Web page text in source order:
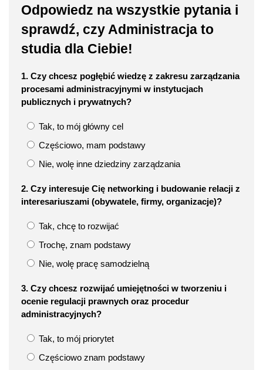
Odpowiedz na wszystkie pytania i
sprawdź, czy Administracja to
studia dla Ciebie!
1. Czy chcesz pogłębić wiedzę z zakresu zarządzania
procesami administracyjnymi w instytucjach
publicznych i prywatnych?
Tak, to mój główny cel
Częściowo, mam podstawy
Nie, wolę inne dziedziny zarządzania
2. Czy interesuje Cię networking i budowanie relacji z
interesariuszami (obywatele, firmy, organizacje)?
Tak, chcę to rozwijać
Trochę, znam podstawy
Nie, wolę pracę samodzielną
3. Czy chcesz rozwijać umiejętności w tworzeniu i
ocenie regulacji prawnych oraz procedur
administracyjnych?
Tak, to mój priorytet
Częściowo znam podstawy